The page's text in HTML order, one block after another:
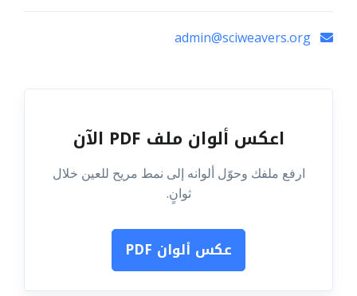
اعكس ألوان ملف PDF الآن
ارفع ملفك وحوّل ألوانه إلى نمط مريح للعين خلال
ثوانٍ.
عكس ألوان PDF